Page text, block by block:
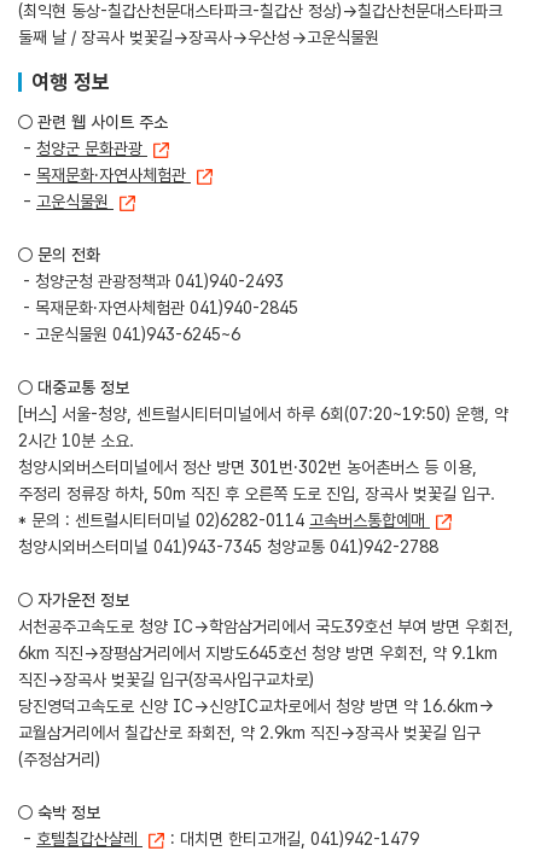
(최익현 동상-칠갑산천문대스타파크-칠갑산 정상)→칠갑산천문대스타파크
둘째 날 / 장곡사 벚꽃길→장곡사→우산성→고운식물원
여행 정보
○ 관련 웹 사이트 주소
- 청양군 문화관광
- 목재문화·자연사체험관
- 고운식물원
○ 문의 전화
- 청양군청 관광정책과 041)940-2493
- 목재문화·자연사체험관 041)940-2845
- 고운식물원 041)943-6245~6
○ 대중교통 정보
[버스] 서울-청양, 센트럴시티터미널에서 하루 6회(07:20~19:50) 운행, 약
2시간 10분 소요.
청양시외버스터미널에서 정산 방면 301번·302번 농어촌버스 등 이용,
주정리 정류장 하차, 50m 직진 후 오른쪽 도로 진입, 장곡사 벚꽃길 입구.
* 문의 : 센트럴시티터미널 02)6282-0114 고속버스통합예매
청양시외버스터미널 041)943-7345 청양교통 041)942-2788
○ 자가운전 정보
서천공주고속도로 청양 IC→학암삼거리에서 국도39호선 부여 방면 우회전,
6km 직진→장평삼거리에서 지방도645호선 청양 방면 우회전, 약 9.1km
직진→장곡사 벚꽃길 입구(장곡사입구교차로)
당진영덕고속도로 신양 IC→신양IC교차로에서 청양 방면 약 16.6km→
교월삼거리에서 칠갑산로 좌회전, 약 2.9km 직진→장곡사 벚꽃길 입구
(주정삼거리)
○ 숙박 정보
- 호텔칠갑산샬레
: 대치면 한티고개길, 041)942-1479